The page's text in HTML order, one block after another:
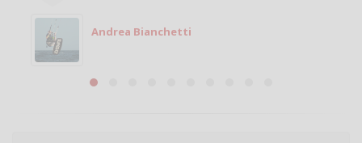
Michele
Michele Miglionico